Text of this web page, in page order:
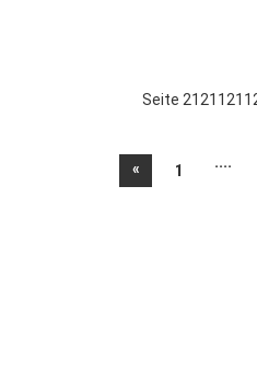
Seite
« 1 ....